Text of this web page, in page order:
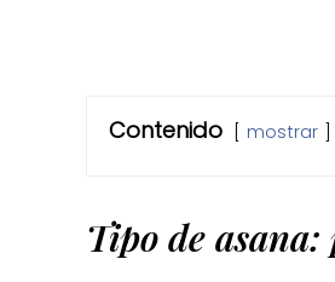
Contenido mostrar
Tipo de